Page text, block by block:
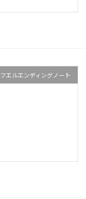
フエルエンディングノート